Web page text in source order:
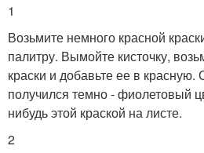
1
Возьмите немного красной
палитру. Вымойте кисточку,
краски и добавьте ее в
получился темно - фиолетовый
нибудь этой краской на листе.
2